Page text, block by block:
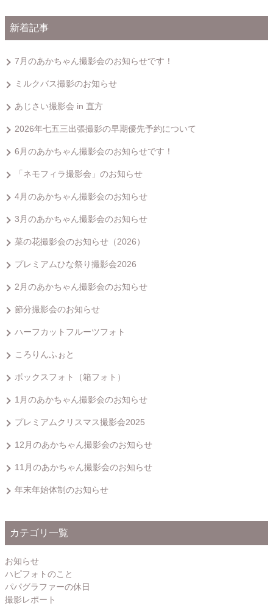
新着記事
7月のあかちゃん撮影会のお知らせです！
ミルクバス撮影のお知らせ
あじさい撮影会 in 直方
2026年七五三出張撮影の早期優先予約について
6月のあかちゃん撮影会のお知らせです！
「ネモフィラ撮影会」のお知らせ
4月のあかちゃん撮影会のお知らせ
3月のあかちゃん撮影会のお知らせ
菜の花撮影会のお知らせ（2026）
プレミアムひな祭り撮影会2026
2月のあかちゃん撮影会のお知らせ
節分撮影会のお知らせ
ハーフカットフルーツフォト
ころりんふぉと
ボックスフォト（箱フォト）
1月のあかちゃん撮影会のお知らせ
プレミアムクリスマス撮影会2025
12月のあかちゃん撮影会のお知らせ
11月のあかちゃん撮影会のお知らせ
年末年始体制のお知らせ
カテゴリ一覧
お知らせ
ハピフォトのこと
パパグラファーの休日
撮影レポート